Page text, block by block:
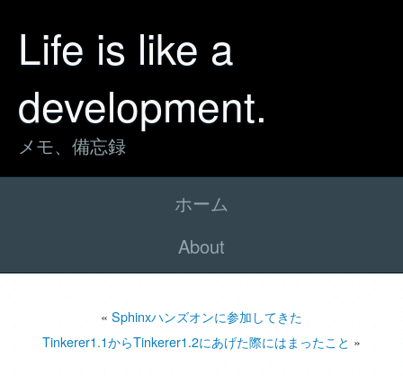
Life is like a
development.
メモ、備忘録
ホーム
About
« Sphinxハンズオンに参加してきた
Tinkerer1.1からTinkerer1.2にあげた際にはまったこと »